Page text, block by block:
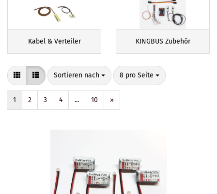
Kabel & Verteiler KINGBUS Zubehör
Sortieren nach
Sortieren nach 8 pro Seite
pro Seite
1 2 3 4 ... 10 »